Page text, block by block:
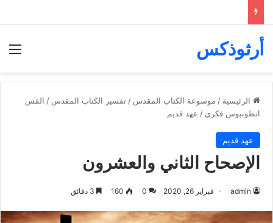
أرثوذكس
الرئيسية / موسوعة الكتاب المقدس / تفسير الكتاب المقدس / القس
انطونيوس فكري / عهد قديم
عهد قديم
الإصحاح الثاني والعشرون
admin فبراير 26, 2020 0
160